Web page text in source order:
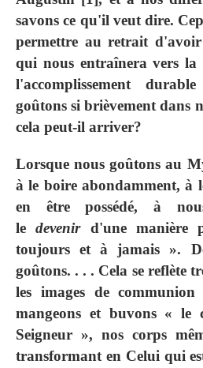
savons ce qu'il veut dire.
permettre au retrait
qui nous entraînera vers la
l'accomplissement
goûtons si brièvement dans
cela peut-il arriver?
Lorsque nous goûtons au
à le boire abondamment, à
en être possédé, à
ledevenird'une manière
toujours et à jamais ».
goûtons. . . . Cela se reflète
les images de
mangeons et buvons « le
Seigneur », nos corps
transformant en Celui qui